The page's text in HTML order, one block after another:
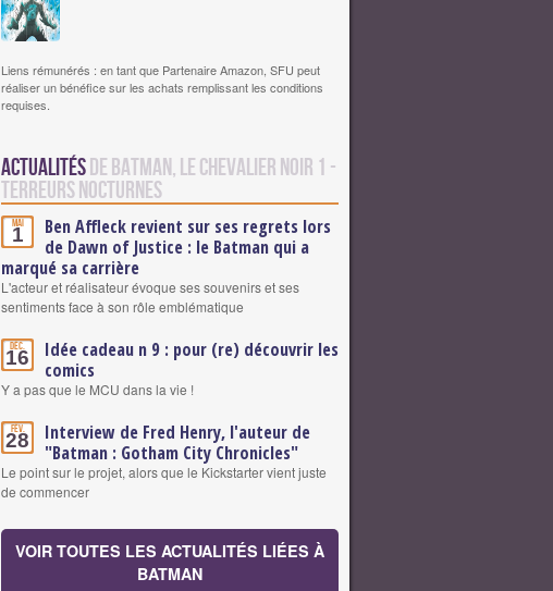
Liens rémunérés : en tant que Partenaire Amazon, SFU peut
réaliser un bénéfice sur les achats remplissant les conditions
requises.
Actualitésde Batman, le Chevalier Noir 1 -
Terreurs Nocturnes
Mai
1
Ben Affleck revient sur ses regrets lors
de Dawn of Justice : le Batman qui a
marqué sa carrière
L'acteur et réalisateur évoque ses souvenirs et ses
sentiments face à son rôle emblématique
Déc.
16
Idée cadeau n 9 : pour (re) découvrir les
comics
Y a pas que le MCU dans la vie !
Fév.
28
Interview de Fred Henry, l'auteur de
"Batman : Gotham City Chronicles"
Le point sur le projet, alors que le Kickstarter vient juste
de commencer
VOIR TOUTES LES ACTUALITÉS LIÉES À
BATMAN